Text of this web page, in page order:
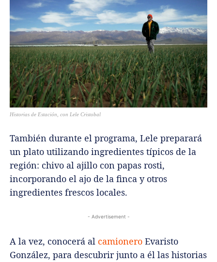
Historias de Estación, con Lele Cristobal
También durante el programa, Lele preparará
un plato utilizando ingredientes típicos de la
región: chivo al ajillo con papas rosti,
incorporando el ajo de la finca y otros
ingredientes frescos locales.
- Advertisement -
A la vez, conocerá al camionero Evaristo
González, para descubrir junto a él las historias